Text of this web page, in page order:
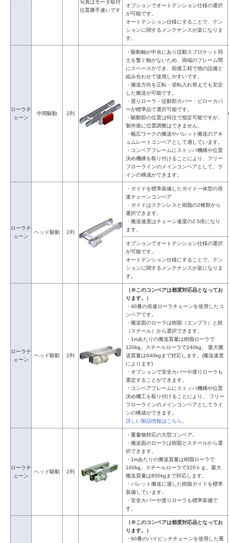
写真はモータ取付
位置勝手違いです
オプションでオートテンション仕様の選択
が可能です。
オートテンション仕様にすることで、テン
ションに関するメンテナンスが楽になりま
す。
ローラチ
ェーン
中間駆動 2列
・駆動軸が中央にあり従動スプロケット同
士を繋ぐ軸がないため、両端のフレーム間
にスペースができ、前後工程で他の設備と
組み合わせて使用しやすいです。
・搬送方向を正転・逆転入れ替えても安定
した搬送が可能です。
・渡りローラ・従動部カバー・ピローカバ
ーが標準品で選択可能です。
・駆動部の位置は特注で指定可能ですが、
製作後に位置調整はできません。
・幅広ワークの搬送やパレット搬送のアキ
ュムレートコンベアとして適しています。
・コンベアフレームにストッパ機構や位置
決め機構を取り付けることにより、フリー
フローラインのメインコンベアとして、ラ
インの構成ができます。
ローラチ
ェーン
ヘッド駆動 2列
・ガイドを標準装備したガイド一体型の倍
速チェーンコンベア
・ガイドはステンレスと樹脂の2種類から
選択できます。
・搬送速度はチェーン速度の2.5倍になり
ます。
オプションでオートテンション仕様の選択
が可能です。
オートテンション仕様にすることで、テン
ションに関するメンテナンスが楽になりま
す。
ローラチ
ェーン
ヘッド駆動 2列
（※このコンベアは都度対応品となってお
ります。）
・40番の倍速ローラチェーンを使用したコ
ンベアです。
・搬送面のローラは樹脂（エンプラ）と鉄
（スチール）から選択できます。
・1mあたりの搬送質量は樹脂ローラで
120kg。スチールローラで240kg。 最大搬
送質量は640kgまで対応します。(搬送速度
によります)
・オプションで安全カバーや渡りローラも
選定することができます。
・コンベアフレームにストッパ機構や位置
決め機工を取り付けることにより、 フリー
フローラインのメインコンベアとしてライ
ンの構成ができます。
詳しい製品情報はこちら。
ローラチ
ェーン
ヘッド駆動 2列
・重量物対応の大型コンベア。
・搬送面のローラは樹脂とスチールから選
択できます。
・1mあたりの搬送質量は樹脂ローラで
160kg。スチールローラで320ｋｇ。最大
搬送質量は850kgまで対応します。
・パレット搬送に適した樹脂ガイドを標準
装備しています。
・安全カバーや渡りローラも標準装備で
す。
（※このコンベアは都度対応品となってお
ります。）
・60番のバイピッチチェーンを使用した重